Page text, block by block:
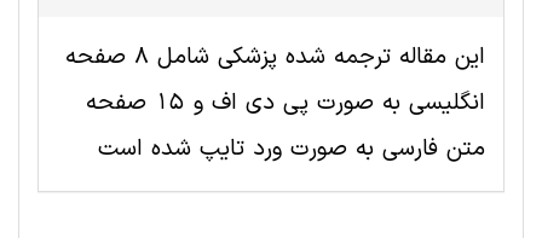
این مقاله ترجمه شده پزشکی شامل 8 صفحه
انگلیسی به صورت پی دی اف و 15 صفحه
متن فارسی به صورت ورد تایپ شده است